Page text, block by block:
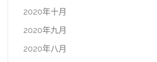
2020年十月
2020年九月
2020年八月